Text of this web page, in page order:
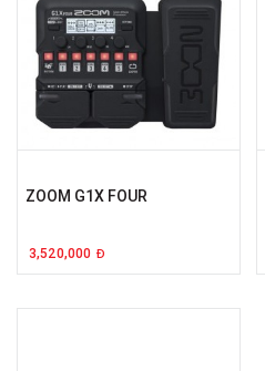
ZOOM G1X FOUR
3,520,000 Đ